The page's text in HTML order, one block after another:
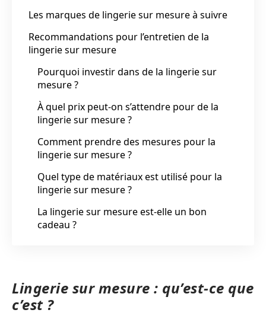
Les marques de lingerie sur mesure à suivre
Recommandations pour l’entretien de la
lingerie sur mesure
Pourquoi investir dans de la lingerie sur
mesure ?
À quel prix peut-on s’attendre pour de la
lingerie sur mesure ?
Comment prendre des mesures pour la
lingerie sur mesure ?
Quel type de matériaux est utilisé pour la
lingerie sur mesure ?
La lingerie sur mesure est-elle un bon
cadeau ?
Lingerie sur mesure : qu’est-ce que
c’est ?